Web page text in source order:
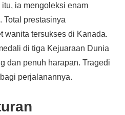
ia mengoleksi enam
Total prestasinya
wanita tersukses di Kanada.
di tiga Kejuaraan Dunia
dan penuh harapan. Tragedi
perjalanannya.